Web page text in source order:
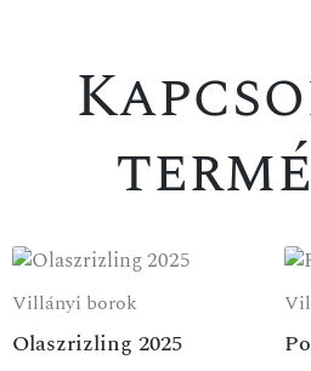
Villányi borok
Olaszrizling 2025